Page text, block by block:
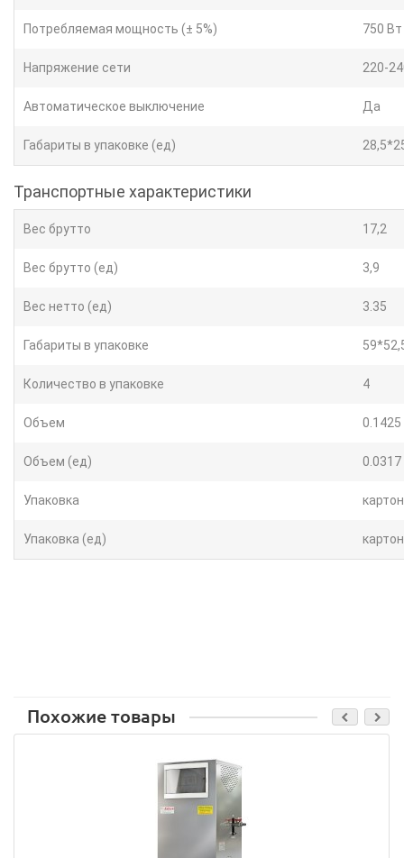
Потребляемая мощность (± 5%) 750 Вт
Напряжение сети 220-
Автоматическое выключение Да
Габариты в упаковке (ед)
Транспортные характеристики
Вес брутто 17,2
Вес брутто (ед) 3,9
Вес нетто (ед) 3.35
Габариты в упаковке
Количество в упаковке 4
Объем 0.1425
Объем (ед) 0.0317
Упаковка
Упаковка (ед)
Похожие товары